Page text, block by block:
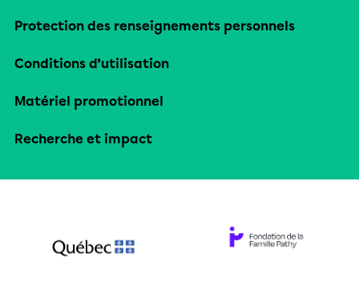
Protection des renseignements personnels
Conditions d’utilisation
Matériel promotionnel
Recherche et impact